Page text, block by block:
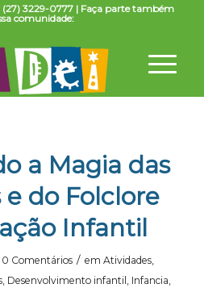
3229-0777 | Faça parte também
comunidade:
a Magia das
e do Folclore
Infantil
0 Comentários / emAtividades,
, Desenvolvimento infantil , Infancia,